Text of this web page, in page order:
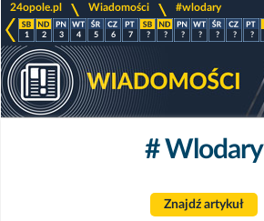
24opole.pl Wiadomości #wlodary
1 2 3 4 5 6 7 ? ? ? ? ? ? ?
# Wlodary
Znajdź artykuł